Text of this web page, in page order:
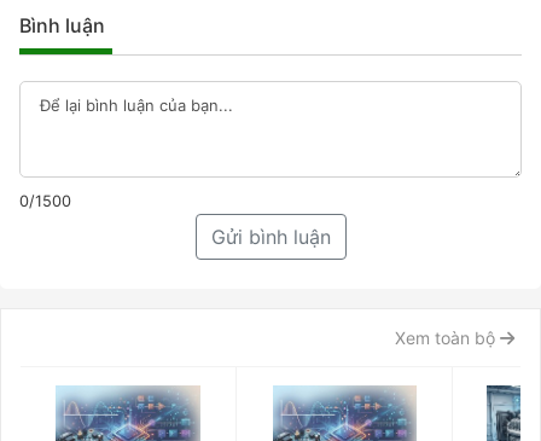
Bình luận
0/1500
Gửi bình luận
Xem toàn bộ